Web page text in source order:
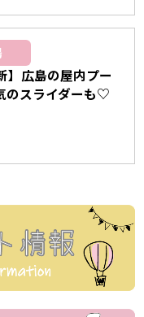
】広島の屋内プー
のスライダーも♡